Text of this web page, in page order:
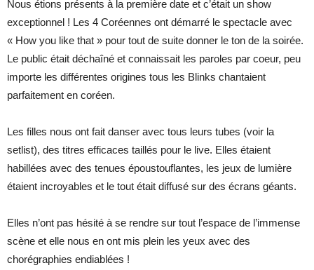
Nous étions présents à la première date et c’était un show
exceptionnel ! Les 4 Coréennes ont démarré le spectacle avec
« How you like that » pour tout de suite donner le ton de la soirée.
Le public était déchaîné et connaissait les paroles par coeur, peu
importe les différentes origines tous les Blinks chantaient
parfaitement en coréen.
Les filles nous ont fait danser avec tous leurs tubes (voir la
setlist), des titres efficaces taillés pour le live. Elles étaient
habillées avec des tenues époustouflantes, les jeux de lumière
étaient incroyables et le tout était diffusé sur des écrans géants.
Elles n’ont pas hésité à se rendre sur tout l’espace de l’immense
scène et elle nous en ont mis plein les yeux avec des
chorégraphies endiablées !